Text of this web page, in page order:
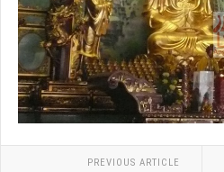
PREVIOUS ARTICLE